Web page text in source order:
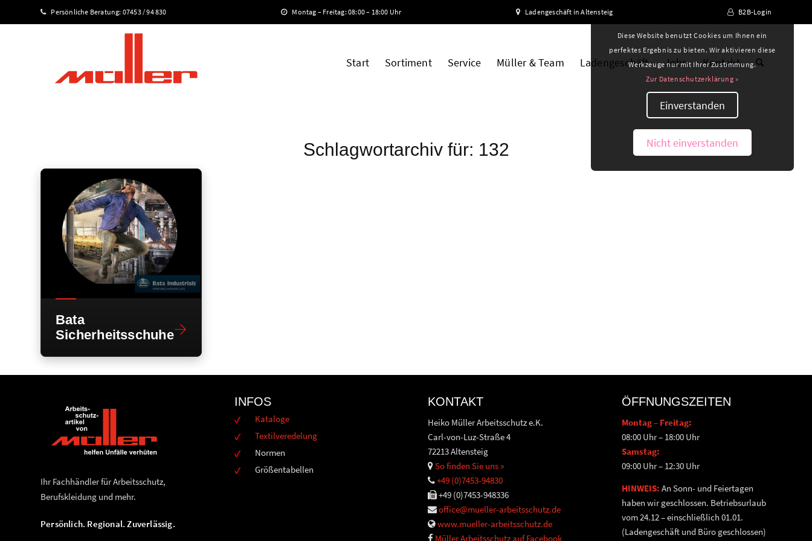
Persönliche Beratung: 07453 / 94 830 Montag – Freitag: 08:00 – 18:00 Uhr Ladengeschäft in Altensteig B2B-Login
Start Sortiment Service Müller & Team Ladengeschäft Jobs Kontakt
Schlagwortarchiv für: 132
Bata
Sicherheitsschuhe
Ihr Fachhändler für Arbeitsschutz,
Berufskleidung und mehr.
Persönlich. Regional. Zuverlässig.
INFOS
Kataloge
Textilveredelung
Normen
Größentabellen
KONTAKT
Heiko Müller Arbeitsschutz e.K.
Carl-von-Luz-Straße 4
72213 Altensteig
So finden Sie uns »
+49 (0)7453-94830
+49 (0)7453-948336
office@mueller-arbeitsschutz.de
www.mueller-arbeitsschutz.de
Müller Arbeitsschutz auf Facebook
ÖFFNUNGSZEITEN
Montag – Freitag:
08:00 Uhr – 18:00 Uhr
Samstag:
09:00 Uhr – 12:30 Uhr
HINWEIS: An Sonn- und Feiertagen
haben wir geschlossen. Betriebsurlaub
vom 24.12 – einschließlich 01.01.
(Ladengeschäft und Büro geschlossen)
Diese Website benutzt Cookies um Ihnen ein
perfektes Ergebnis zu bieten. Wir aktivieren diese
Werkzeuge nur mit Ihrer Zustimmung.
Zur Datenschutzerklärung »
Einverstanden
Nicht einverstanden